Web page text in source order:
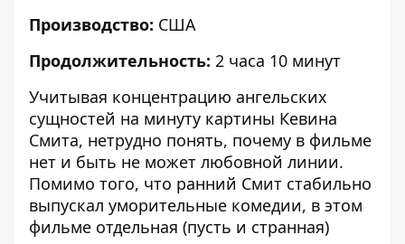
Производство: США
Продолжительность: 2 часа 10 минут
Учитывая концентрацию ангельских
сущностей на минуту картины Кевина
Смита, нетрудно понять, почему в фильме
нет и быть не может любовной линии.
Помимо того, что ранний Смит стабильно
выпускал уморительные комедии, в этом
фильме отдельная (пусть и странная)